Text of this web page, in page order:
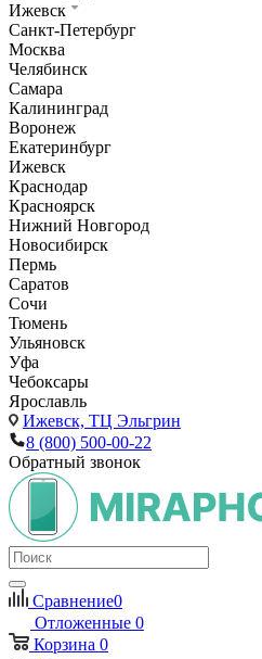
Ижевск
Санкт-Петербург
Москва
Челябинск
Самара
Калининград
Воронеж
Екатеринбург
Ижевск
Краснодар
Красноярск
Нижний Новгород
Новосибирск
Пермь
Саратов
Сочи
Тюмень
Ульяновск
Уфа
Чебоксары
Ярославль
Ижевск, ТЦ Эльгрин
8 (800) 500-00-22
Обратный звонок
Сравнение0
Отложенные 0
Корзина 0